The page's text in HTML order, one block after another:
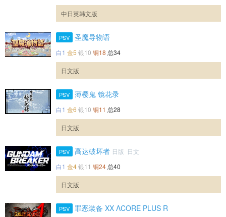
中日英韩文版
PSV 圣魔导物语
白1 金5 银10 铜18 总34
日文版
PSV 薄樱鬼 镜花录
白1 金6 银10 铜11 总28
日文版
PSV 高达破坏者 日版 日文
白1 金4银11 铜24 总40
日文版
PSV 罪恶装备 XX ΛCORE PLUS R